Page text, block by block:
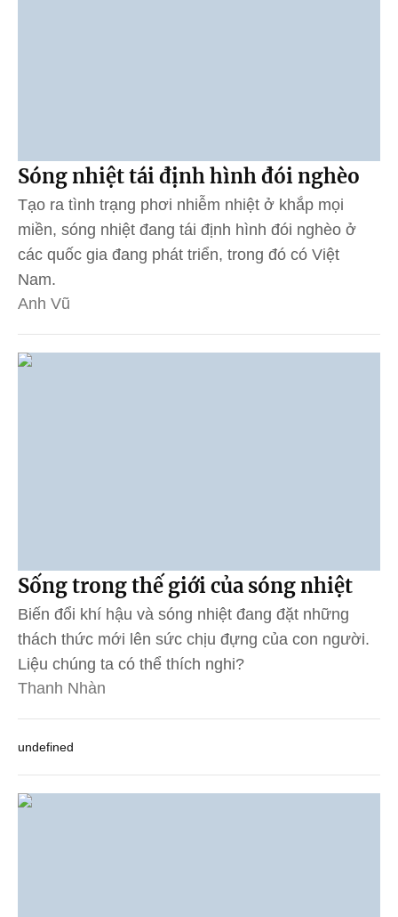
Sóng nhiệt tái định hình đói nghèo
Tạo ra tình trạng phơi nhiễm nhiệt ở khắp mọi
miền, sóng nhiệt đang tái định hình đói nghèo ở
các quốc gia đang phát triển, trong đó có Việt
Nam.
Anh Vũ
Sống trong thế giới của sóng nhiệt
Biến đổi khí hậu và sóng nhiệt đang đặt những
thách thức mới lên sức chịu đựng của con người.
Liệu chúng ta có thể thích nghi?
Thanh Nhàn
undefined